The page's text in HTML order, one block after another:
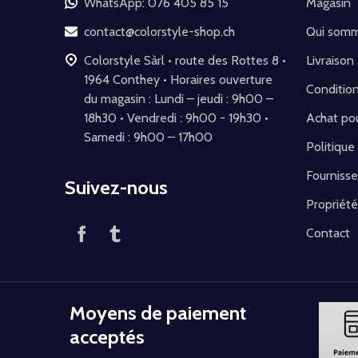
WhatsApp: 076 405 85 15
contact@colorstyle-shop.ch
Colorstyle Sàrl • route des Rottes 8 •
1964 Conthey • Horaires ouverture
du magasin : Lundi – jeudi : 9h00 –
18h30 • Vendredi : 9h00 - 19h30 •
Samedi : 9h00 – 17h00
Suivez-nous
Magasin
Qui
Achat
Contact
Moyens de paiement
acceptés